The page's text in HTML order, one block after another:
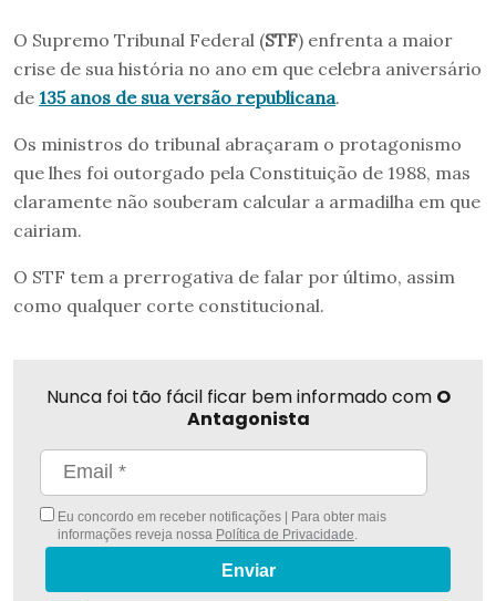
O Supremo Tribunal Federal (STF) enfrenta a maior
crise de sua história no ano em que celebra aniversário
de 135 anos de sua versão republicana.
Os ministros do tribunal abraçaram o protagonismo
que lhes foi outorgado pela Constituição de 1988, mas
claramente não souberam calcular a armadilha em que
cairiam.
O STF tem a prerrogativa de falar por último, assim
como qualquer corte constitucional.
Nunca foi tão fácil ficar bem informado com O
Antagonista
Eu concordo em receber notificações | Para obter mais
informações reveja nossa Política de Privacidade
Enviar